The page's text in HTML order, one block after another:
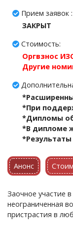
Прием заявок :
ЗАКРЫТ
Стоимость:
Оргвзнос
Другие
*При
*Дипломы
*В дипломе
Анонс
Заочное участие
неограниченная
пристрастия в